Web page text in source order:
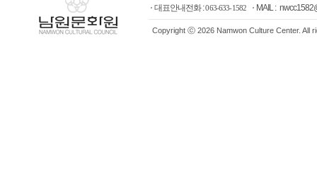
대표안내전화 :063-633-1582 MAIL :
Copyright ⓒ 2026 Namwon Culture Center. All